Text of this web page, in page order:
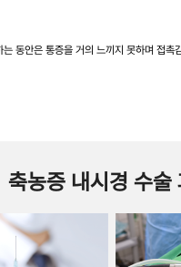
는 동안은 통증을 거의 느끼지 못하며 접촉
축농증 내시경 수술